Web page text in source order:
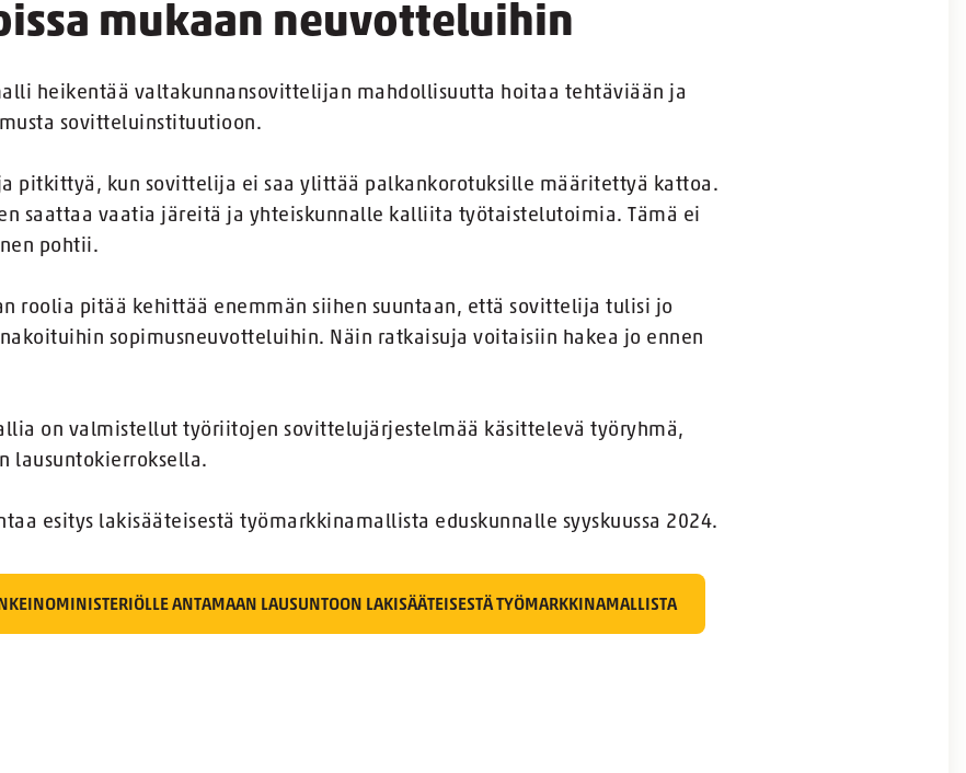
mukaan neuvotteluihin
heikentää valtakunnansovittelijan mahdollisuutta hoitaa tehtäviään ja
sovitteluinstituutioon.
pitkittyä, kun sovittelija ei saa ylittää palkankorotuksille määritettyä kattoa.
saattaa vaatia järeitä ja yhteiskunnalle kalliita työtaistelutoimia. Tämä ei
pohtii.
roolia pitää kehittää enemmän siihen suuntaan, että sovittelija tulisi jo
sopimusneuvotteluihin. Näin ratkaisuja voitaisiin hakea jo ennen
on valmistellut työriitojen sovittelujärjestelmää käsittelevä työryhmä,
lausuntokierroksella.
esitys lakisääteisestä työmarkkinamallista eduskunnalle syyskuussa 2024.
ANTAMAAN LAUSUNTOON LAKISÄÄTEISESTÄ TYÖMARKKINAMALLISTA